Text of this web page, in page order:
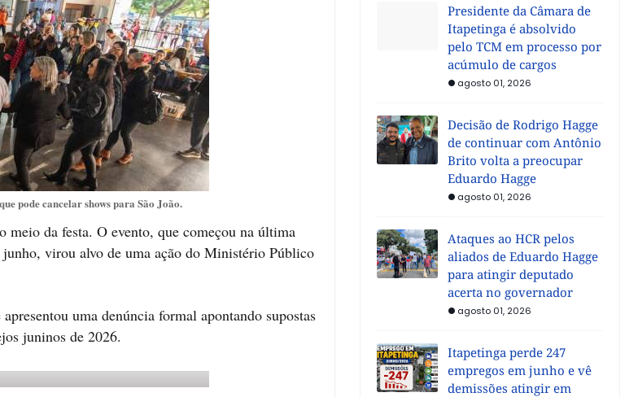
pode cancelar shows para São João.
da festa. O evento, que começou na última
virou alvo de uma ação do Ministério Público
uma denúncia formal apontando supostas
juninos de 2026.
Presidente da Câmara de
Itapetinga é absolvido
pelo TCM em processo por
acúmulo de cargos
agosto 01, 2026
Decisão de Rodrigo Hagge
de continuar com Antônio
Brito volta a preocupar
Eduardo Hagge
agosto 01, 2026
Ataques ao HCR pelos
aliados de Eduardo Hagge
para atingir deputado
acerta no governador
agosto 01, 2026
Itapetinga perde 247
empregos em junho e vê
demissões atingir em